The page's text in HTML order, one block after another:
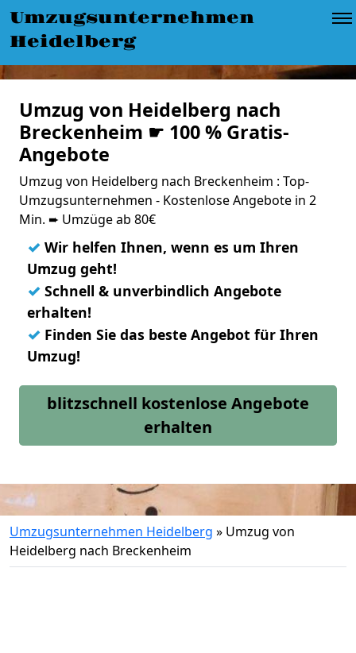
Umzugsunternehmen
Heidelberg
Umzug von Heidelberg nach
Breckenheim ☛ 100 % Gratis-
Angebote
Umzug von Heidelberg nach Breckenheim : Top-
Umzugsunternehmen - Kostenlose Angebote in 2
Min. ➨ Umzüge ab 80€
✓ Wir helfen Ihnen, wenn es um Ihren
Umzug geht!
✓ Schnell & unverbindlich Angebote
erhalten!
✓ Finden Sie das beste Angebot für Ihren
Umzug!
blitzschnell kostenlose Angebote
erhalten
Umzugsunternehmen Heidelberg » Umzug von
Heidelberg nach Breckenheim